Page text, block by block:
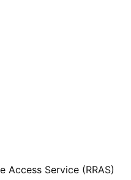
Access Service (RRAS)